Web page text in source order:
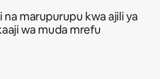
na marupurupu kwa ajili ya
wa muda mrefu